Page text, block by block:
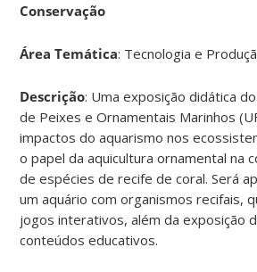
Conservação
Área Temática: Tecnologia e
Descrição: Uma exposição didática
de Peixes e Ornamentais Marinhos
impactos do aquarismo nos
o papel da aquicultura ornamental na
de espécies de recife de coral. Será
um aquário com organismos recifais,
jogos interativos, além da exposição
conteúdos educativos.